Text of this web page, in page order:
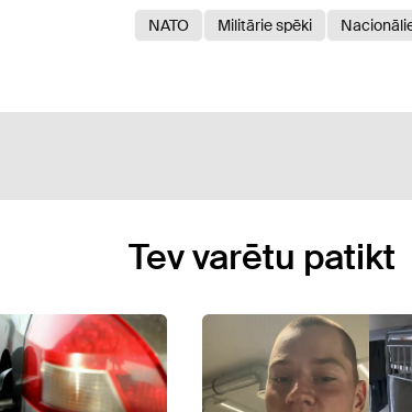
NATO Militārie spēki
Tev varētu patikt